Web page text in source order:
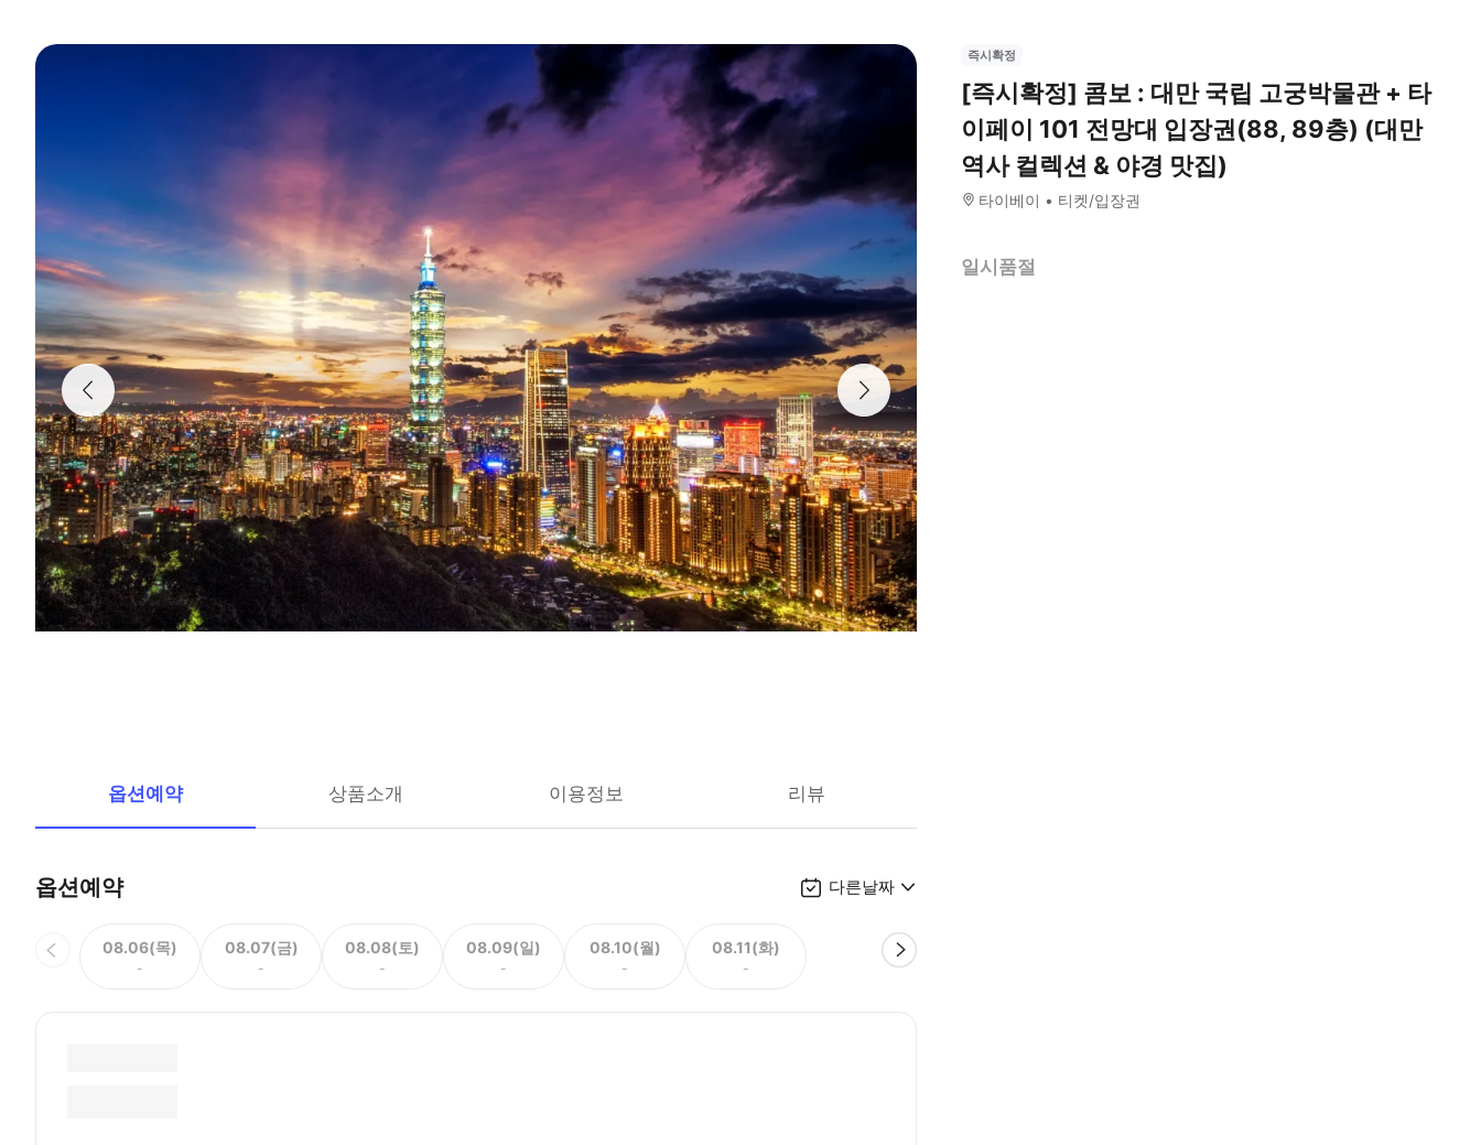
옵션예약 상품소개 이용정보 리뷰
옵션예약 다른날짜
08.06(목)
-
08.07(금)
-
08.08(토)
-
08.09(일)
-
08.10(월)
-
08.11(화)
-
즉시확정
[즉시확정] 콤보 : 대만 국립 고궁박물관 + 타
이페이 101 전망대 입장권(88, 89층) (대만
역사 컬렉션 & 야경 맛집)
타이베이 티켓/입장권
일시품절